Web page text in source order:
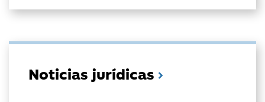
Noticias jurídicas